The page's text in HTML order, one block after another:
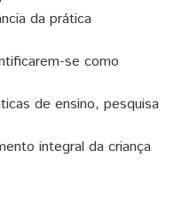
da prática
se como
de ensino, pesquisa
integral da criança